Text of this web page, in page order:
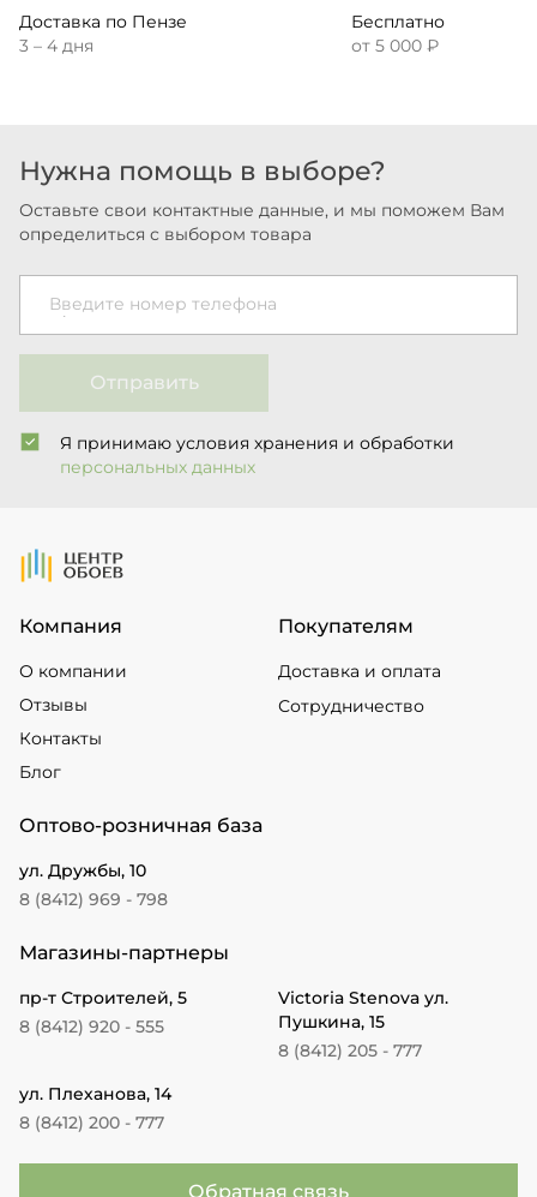
Доставка по Пензе
3 – 4 дня
Бесплатно
от 5 000 ₽
Нужна помощь в выборе?
Оставьте свои контактные данные, и мы поможем Вам
определиться с выбором товара
Введите номер телефона
Отправить
Я принимаю условия хранения и обработки
персональных данных
На Главную
Компания
О компании
Отзывы
Контакты
Блог
Покупателям
Доставка и оплата
Сотрудничество
Оптово-розничная база
ул. Дружбы, 10
8 (8412) 969 - 798
Магазины-партнеры
пр-т Строителей, 5
8 (8412) 920 - 555
Victoria Stenova ул.
Пушкина, 15
8 (8412) 205 - 777
ул. Плеханова, 14
8 (8412) 200 - 777
Обратная связь